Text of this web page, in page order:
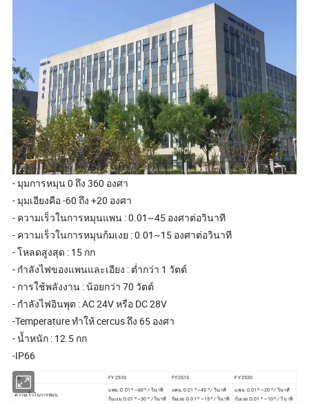
- มุมการหมุน 0 ถึง 360 องศา
- มุมเอียงคือ -60 ถึง +20 องศา
- ความเร็วในการหมุนแพน : 0.01~45 องศาต่อวินาที
- ความเร็วในการหมุนก้มเงย : 0.01~15 องศาต่อวินาที
- โหลดสูงสุด : 15 กก
- กำลังไฟของแพนและเอียง : ต่ำกว่า 1 วัตต์
- การใช้พลังงาน : น้อยกว่า 70 วัตต์
- กำลังไฟอินพุต : AC 24V หรือ DC 28V
-Temperature ทำให้ cercus ถึง 65 องศา
- น้ำหนัก : 12.5 กก
-IP66
รุ่น FY 2510 FY 2515 FY 2520
ความเร็วในการหมุน
แพน :0.01 º ~60 º / วินาที
ก้มเงย :0.01 º ~30 º / วินาที
แพน :0.01 º ~45 º / วินาที
ก้มเงย :0.01 º ~15 º / วินาที
แพน :0.01 º ~20 º / วินาที
ก้มเงย :0.01 º ~10 º / วินาที